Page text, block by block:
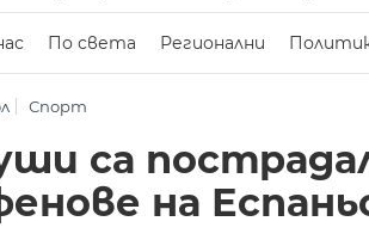
По света Регионални
Спорт
са
на